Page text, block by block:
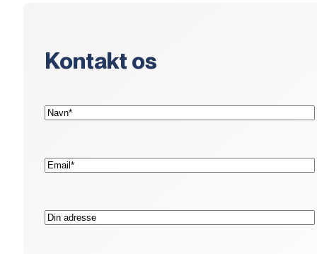
Kontakt os
Navn*
E-
mail*
Adresse